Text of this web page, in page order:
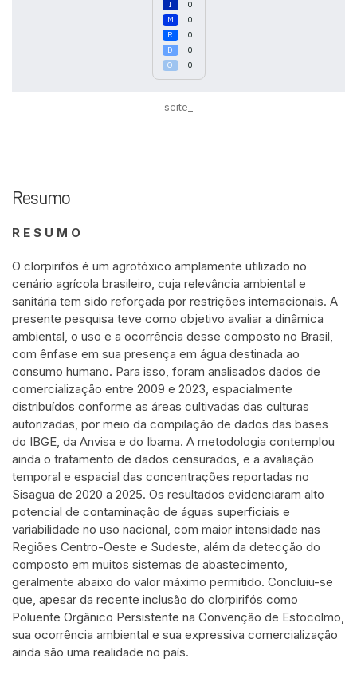
0
0
0
0
0
scite_
Resumo
R E S U M O
O clorpirifós é um agrotóxico amplamente utilizado no
cenário agrícola brasileiro, cuja relevância ambiental e
sanitária tem sido reforçada por restrições internacionais. A
presente pesquisa teve como objetivo avaliar a dinâmica
ambiental, o uso e a ocorrência desse composto no Brasil,
com ênfase em sua presença em água destinada ao
consumo humano. Para isso, foram analisados dados de
comercialização entre 2009 e 2023, espacialmente
distribuídos conforme as áreas cultivadas das culturas
autorizadas, por meio da compilação de dados das bases
do IBGE, da Anvisa e do Ibama. A metodologia contemplou
ainda o tratamento de dados censurados, e a avaliação
temporal e espacial das concentrações reportadas no
Sisagua de 2020 a 2025. Os resultados evidenciaram alto
potencial de contaminação de águas superficiais e
variabilidade no uso nacional, com maior intensidade nas
Regiões Centro-Oeste e Sudeste, além da detecção do
composto em muitos sistemas de abastecimento,
geralmente abaixo do valor máximo permitido. Concluiu-se
que, apesar da recente inclusão do clorpirifós como
Poluente Orgânico Persistente na Convenção de Estocolmo,
sua ocorrência ambiental e sua expressiva comercialização
ainda são uma realidade no país.